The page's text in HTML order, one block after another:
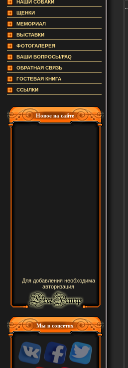
НАШИ СОБАКИ
ЩЕНКИ
МЕМОРИАЛ
ВЫСТАВКИ
ФОТОГАЛЕРЕЯ
ВАШИ ВОПРОСЫ/FAQ
ОБРАТНАЯ СВЯЗЬ
ГОСТЕВАЯ КНИГА
ССЫЛКИ
Новое на сайте
Для добавления необходима
авторизация
Мы в соцсетях